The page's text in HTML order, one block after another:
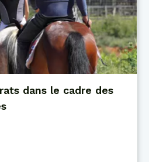
dans le cadre des